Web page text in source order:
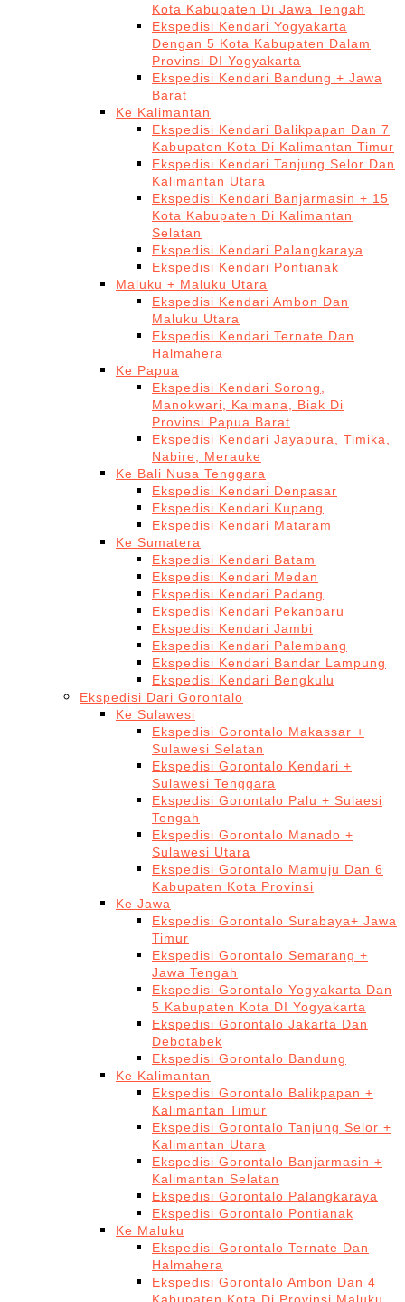
Kota Kabupaten Di Jawa Tengah
Ekspedisi Kendari Yogyakarta
Dengan 5 Kota Kabupaten Dalam
Provinsi DI Yogyakarta
Ekspedisi Kendari Bandung + Jawa
Barat
Ke Kalimantan
Ekspedisi Kendari Balikpapan Dan 7
Kabupaten Kota Di Kalimantan Timur
Ekspedisi Kendari Tanjung Selor Dan
Kalimantan Utara
Ekspedisi Kendari Banjarmasin + 15
Kota Kabupaten Di Kalimantan
Selatan
Ekspedisi Kendari Palangkaraya
Ekspedisi Kendari Pontianak
Maluku + Maluku Utara
Ekspedisi Kendari Ambon Dan
Maluku Utara
Ekspedisi Kendari Ternate Dan
Halmahera
Ke Papua
Ekspedisi Kendari Sorong,
Manokwari, Kaimana, Biak Di
Provinsi Papua Barat
Ekspedisi Kendari Jayapura, Timika,
Nabire, Merauke
Ke Bali Nusa Tenggara
Ekspedisi Kendari Denpasar
Ekspedisi Kendari Kupang
Ekspedisi Kendari Mataram
Ke Sumatera
Ekspedisi Kendari Batam
Ekspedisi Kendari Medan
Ekspedisi Kendari Padang
Ekspedisi Kendari Pekanbaru
Ekspedisi Kendari Jambi
Ekspedisi Kendari Palembang
Ekspedisi Kendari Bandar Lampung
Ekspedisi Kendari Bengkulu
Ekspedisi Dari Gorontalo
Ke Sulawesi
Ekspedisi Gorontalo Makassar +
Sulawesi Selatan
Ekspedisi Gorontalo Kendari +
Sulawesi Tenggara
Ekspedisi Gorontalo Palu + Sulaesi
Tengah
Ekspedisi Gorontalo Manado +
Sulawesi Utara
Ekspedisi Gorontalo Mamuju Dan 6
Kabupaten Kota Provinsi
Ke Jawa
Ekspedisi Gorontalo Surabaya+ Jawa
Timur
Ekspedisi Gorontalo Semarang +
Jawa Tengah
Ekspedisi Gorontalo Yogyakarta Dan
5 Kabupaten Kota DI Yogyakarta
Ekspedisi Gorontalo Jakarta Dan
Debotabek
Ekspedisi Gorontalo Bandung
Ke Kalimantan
Ekspedisi Gorontalo Balikpapan +
Kalimantan Timur
Ekspedisi Gorontalo Tanjung Selor +
Kalimantan Utara
Ekspedisi Gorontalo Banjarmasin +
Kalimantan Selatan
Ekspedisi Gorontalo Palangkaraya
Ekspedisi Gorontalo Pontianak
Ke Maluku
Ekspedisi Gorontalo Ternate Dan
Halmahera
Ekspedisi Gorontalo Ambon Dan 4